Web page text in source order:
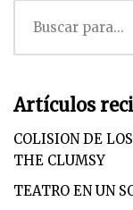
Artículos
COLISION DE
THE CLUMSY
TEATRO EN UN